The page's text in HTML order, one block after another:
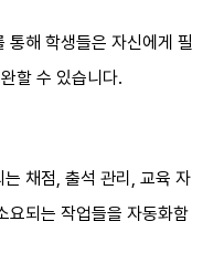
통해 학생들은 자신에게 필
할 수 있습니다.
채점, 출석 관리, 교육 자
요되는 작업들을 자동화함